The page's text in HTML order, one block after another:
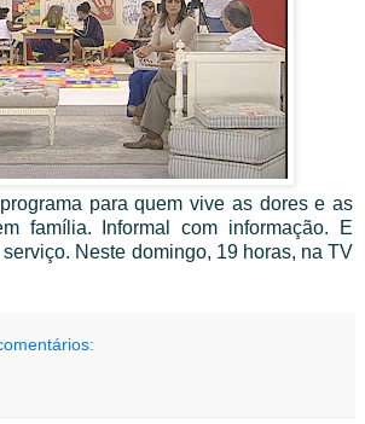
para quem vive as dores e as
família. Informal com informação. E
Neste domingo, 19 horas, na TV